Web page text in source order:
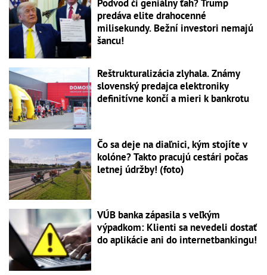
Podvod či geniálny ťah? Trump
predáva elite drahocenné
milisekundy. Bežní investori nemajú
šancu!
Reštrukturalizácia zlyhala. Známy
slovenský predajca elektroniky
definitívne končí a mieri k bankrotu
Čo sa deje na diaľnici, kým stojíte v
kolóne? Takto pracujú cestári počas
letnej údržby! (foto)
VÚB banka zápasila s veľkým
výpadkom: Klienti sa nevedeli dostať
do aplikácie ani do internetbankingu!